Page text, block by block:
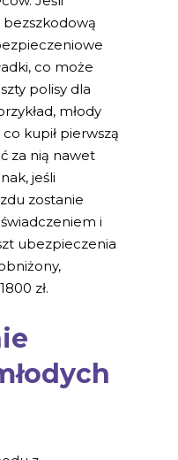
bezszkodową
co może
polisy dla
młody
kupił pierwszą
za nią nawet
jeśli
zostanie
i
ubezpieczenia
zł.